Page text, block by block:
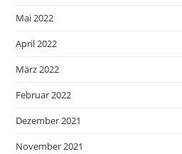
Mai 2022
April 2022
März 2022
Februar 2022
Dezember 2021
November 2021